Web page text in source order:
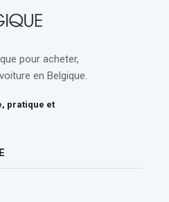
pour acheter,
en Belgique.
pratique et